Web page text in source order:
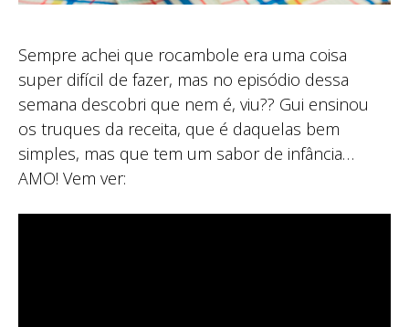
Sempre achei que rocambole era uma coisa
super difícil de fazer, mas no episódio dessa
semana descobri que nem é, viu?? Gui ensinou
os truques da receita, que é daquelas bem
simples, mas que tem um sabor de infância…
AMO! Vem ver: